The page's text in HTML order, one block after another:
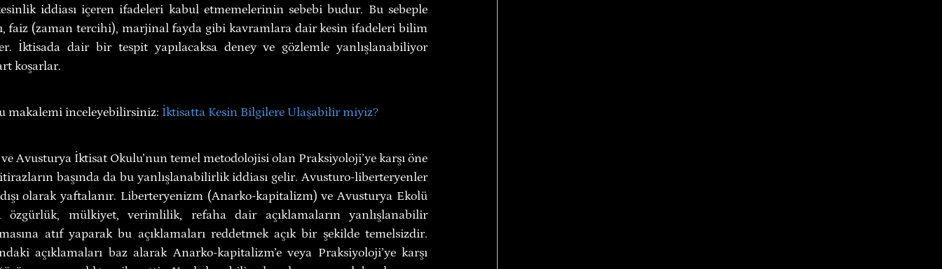
iddiası içeren ifadeleri kabul etmemelerinin sebebi budur. Bu sebeple
faiz (zaman tercihi), marjinal fayda gibi kavramlara dair kesin ifadeleri bilim
İktisada dair bir tespit yapılacaksa deney ve gözlemle yanlışlanabiliyor
koşarlar.
makalemi inceleyebilirsiniz: İktisatta Kesin Bilgilere Ulaşabilir miyiz?
Avusturya İktisat Okulu’nun temel metodolojisi olan Praksiyoloji’ye karşı öne
başında da bu yanlışlanabilirlik iddiası gelir. Avusturo-liberteryenler
olarak yaftalanır. Liberteryenizm (Anarko-kapitalizm) ve Avusturya Ekolü
özgürlük, mülkiyet, verimlilik, refaha dair açıklamaların yanlışlanabilir
atıf yaparak bu açıklamaları reddetmek açık bir şekilde temelsizdir.
açıklamaları baz alarak Anarko-kapitalizm’e veya Praksiyoloji’ye karşı